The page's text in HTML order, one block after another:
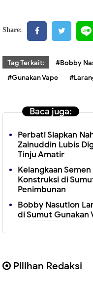
Share:
Tag Terkait: #Bobby
#Gunakan Vape
Baca juga:
Perbati Siapkan
Zainuddin Lubis
Tinju Amatir
Kelangkaan
Konstruksi di
Penimbunan
Bobby Nasution
di Sumut Gunakan
Pilihan Redaksi